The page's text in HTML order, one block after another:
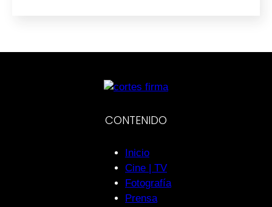
CONTENIDO
Inicio
Cine | TV
Fotografía
Prensa